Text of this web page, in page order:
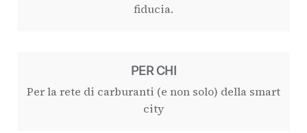
fiducia.
PER CHI
Per la rete di carburanti (e non solo) della smart
city